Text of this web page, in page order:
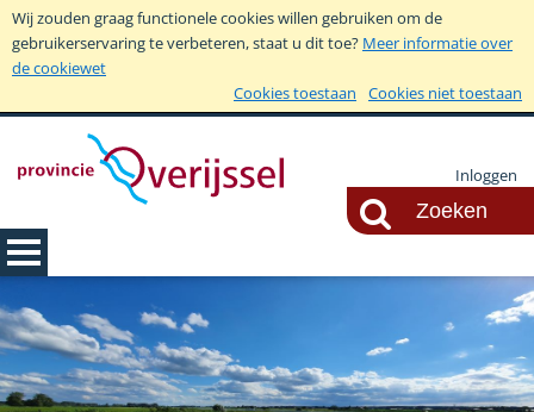
Wij zouden graag functionele cookies willen gebruiken om de
gebruikerservaring te verbeteren, staat u dit toe? Meer informatie over
de cookiewet
Cookies toestaan
Cookies niet toestaan
Inloggen